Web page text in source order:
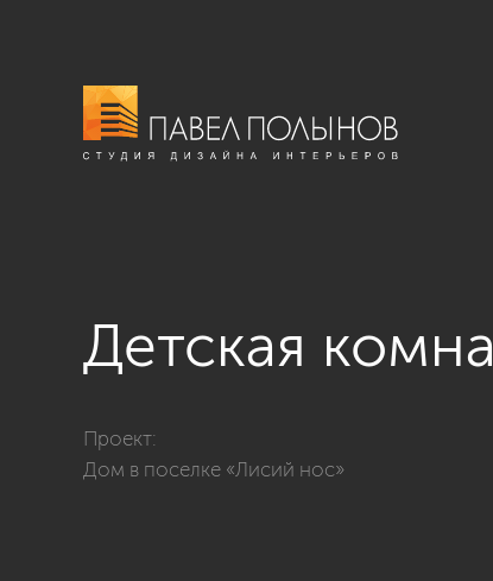
Детская
Проект:
Дом в поселке «Лисий нос»